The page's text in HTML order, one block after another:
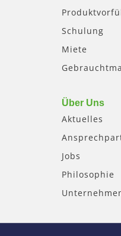
Schulung
Miete
Über Uns
Aktuelles
Jobs
Philosophie